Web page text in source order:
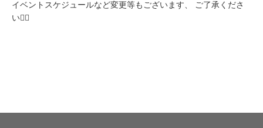
イベントスケジュールなど変更等もございます、 ご了承くださ
い🙇‍♀️